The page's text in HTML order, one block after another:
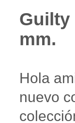
Guilty
mm.
Hola
nuevo